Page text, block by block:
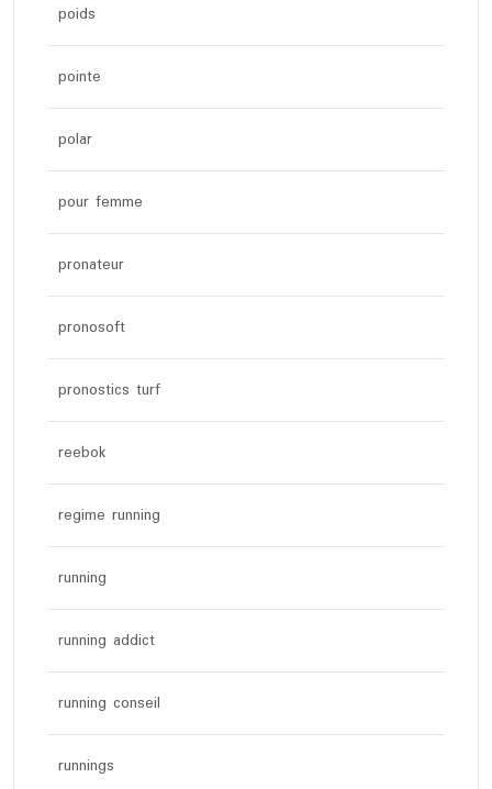
poids
pointe
polar
pour femme
pronateur
pronosoft
pronostics turf
reebok
regime running
running
running addict
running conseil
runnings